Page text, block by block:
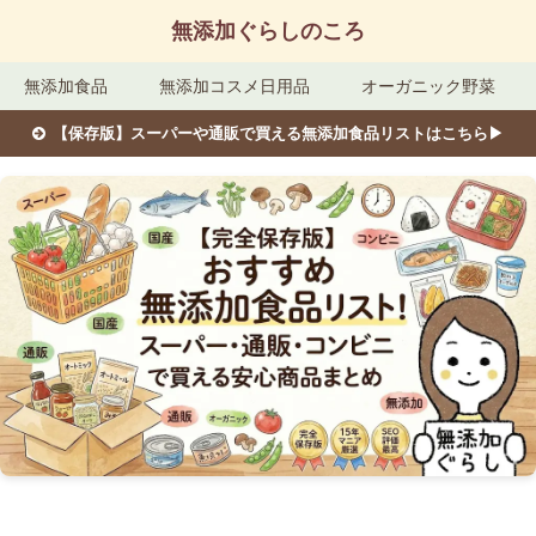
無添加ぐらしのころ
無添加食品 無添加コスメ日用品 オーガニック野菜
【保存版】スーパーや通販で買える無添加食品リストはこちら▶︎